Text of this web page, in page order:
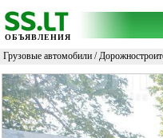
ОБЪЯВЛЕНИЯ
Грузовые автомобили /